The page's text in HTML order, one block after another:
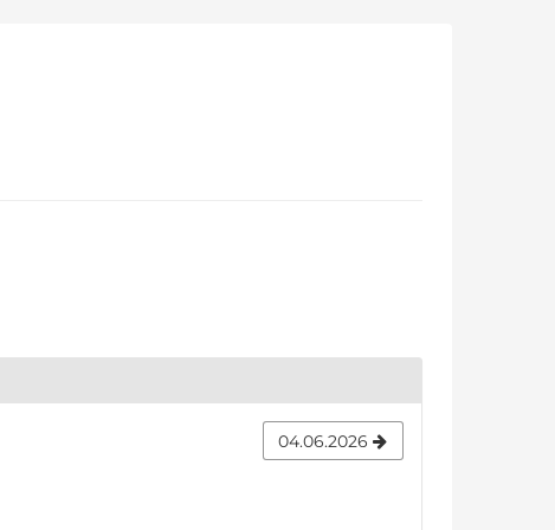
04.06.2026